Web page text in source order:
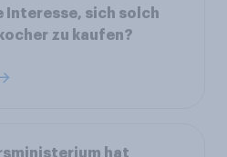
Interesse, sich solch
zu kaufen?
hat